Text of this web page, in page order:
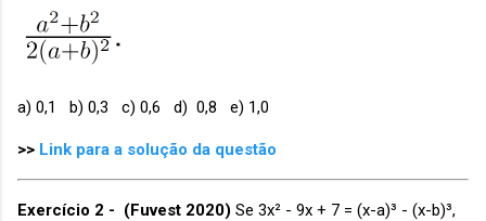
a) 0,1 b) 0,3 c) 0,6 d) 0,8 e) 1,0
>> Link para a solução da questão
Exercício 2 - (Fuvest 2020) Se 3x² - 9x + 7 = (x-a)³ - (x-b)³,